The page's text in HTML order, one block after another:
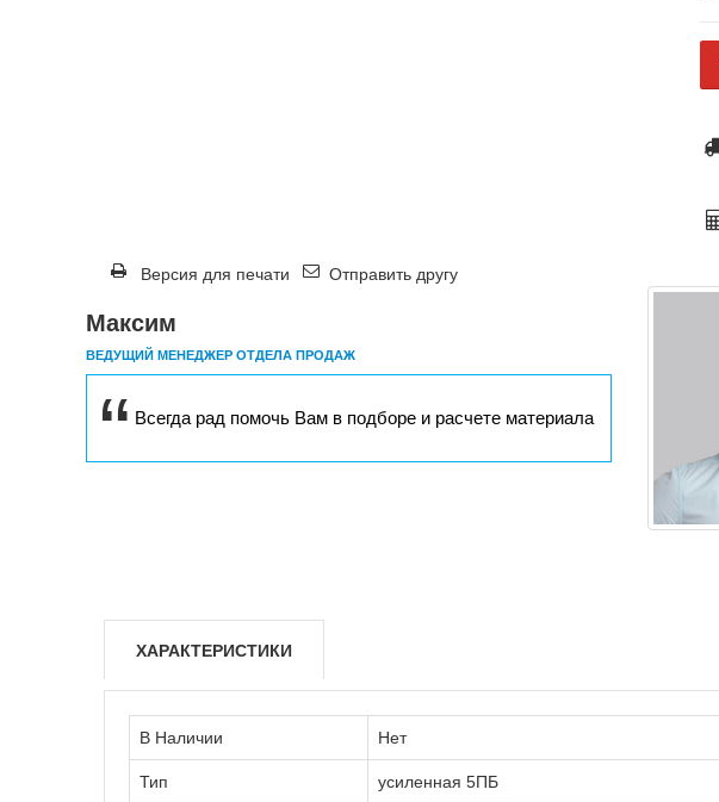
Версия для печати Отправить другу
Максим
ВЕДУЩИЙ МЕНЕДЖЕР ОТДЕЛА ПРОДАЖ
Всегда рад помочь Вам в подборе и расчете материала
ХАРАКТЕРИСТИКИ
В Наличии Нет
Тип усиленная 5ПБ